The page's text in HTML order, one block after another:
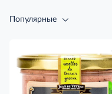
Популярные